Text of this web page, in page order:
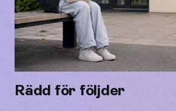
Rädd för följder